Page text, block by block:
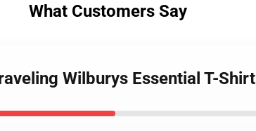
What Customers Say
Wilburys Essential T-Shirt